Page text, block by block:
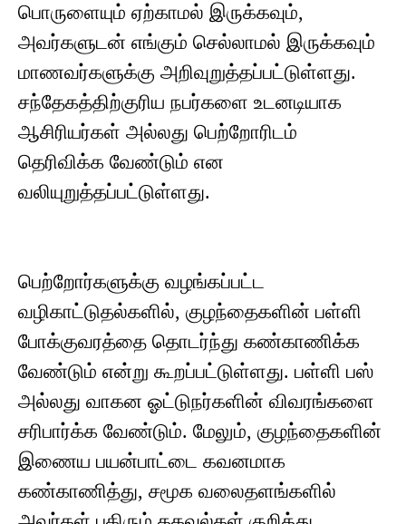
பொருளையும் ஏற்காமல் இருக்கவும்,
அவர்களுடன் எங்கும் செல்லாமல் இருக்கவும்
மாணவர்களுக்கு அறிவுறுத்தப்பட்டுள்ளது.
சந்தேகத்திற்குரிய நபர்களை உடனடியாக
ஆசிரியர்கள் அல்லது பெற்றோரிடம்
தெரிவிக்க வேண்டும் என
வலியுறுத்தப்பட்டுள்ளது.
பெற்றோர்களுக்கு வழங்கப்பட்ட
வழிகாட்டுதல்களில், குழந்தைகளின் பள்ளி
போக்குவரத்தை தொடர்ந்து கண்காணிக்க
வேண்டும் என்று கூறப்பட்டுள்ளது. பள்ளி பஸ்
அல்லது வாகன ஓட்டுநர்களின் விவரங்களை
சரிபார்க்க வேண்டும். மேலும், குழந்தைகளின்
இணைய பயன்பாட்டை கவனமாக
கண்காணித்து, சமூக வலைதளங்களில்